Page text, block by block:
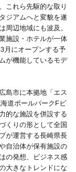
これら先駆的な取り
ジアムへと変貌を遂
周辺地域にも波及。
施設・ホテルが一体
月にオープンする予
が機能しているモデ
島市に本拠地「エス
道ボールパークFビ
的な施設を併設する
くりの形として全国
が運営する長崎県長
自治体が保有施設の
の発想、ビジネス感
大きなトレンドにな